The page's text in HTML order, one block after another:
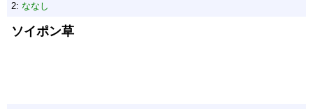
2: ななし
ソイポン草